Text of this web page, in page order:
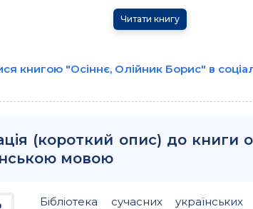
Читати книгу
книгою "Осіннє, Олійник Борис" в
(короткий опис) до книги
мовою
Бібліотека сучасних